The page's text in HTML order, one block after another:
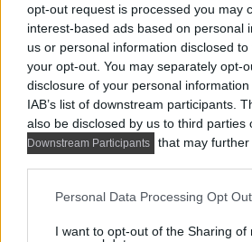
opt-out request is processed you may
interest-based ads based on personal
us or personal information disclosed
your opt-out. You may separately opt-
disclosure of your personal
IAB’s list of downstream participants.
also be disclosed by us to third parties
Downstream Participants
that may
Please note that this website/app uses
not limited to your visit or usage
Personal Data Processing Opt
I want to opt-out of the Sharing of
aljzat, az oldalfalak és még a
letakarítani. Maximális vele a
szivattyúval, szűrőrendszerrel és
működik.
Ezekkel a
teljes a fürdőzés
Egy medence már önmagában is
életérzésen, de néhány jól eltalált